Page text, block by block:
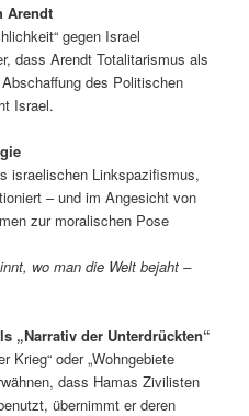
Arendt
gegen Israel
dass Arendt Totalitarismus als
des Politischen
Israel.
israelischen Linkspazifismus,
– und im Angesicht von
zur moralischen Pose
wo man die Welt bejaht –
„Narrativ der Unterdrückten“
Krieg“ oder „Wohngebiete
dass Hamas Zivilisten
übernimmt er deren